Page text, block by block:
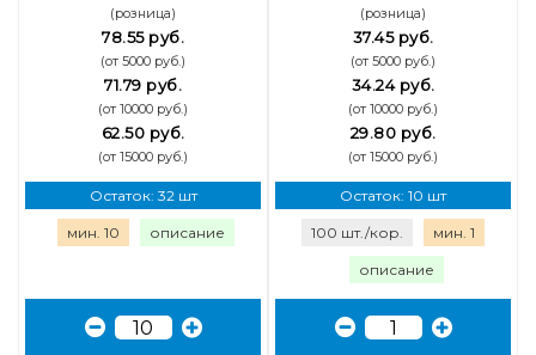
(розница)
78.55 руб.
(от 5000 руб.)
71.79 руб.
(от 10000 руб.)
62.50 руб.
(от 15000 руб.)
Остаток: 32 шт
мин. 10 описание
(розница)
37.45 руб.
(от 5000 руб.)
34.24 руб.
(от 10000 руб.)
29.80 руб.
(от 15000 руб.)
Остаток: 10 шт
100 шт./кор. мин. 1
описание